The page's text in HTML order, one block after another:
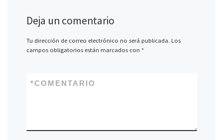
Deja un comentario
Tu dirección de correo electrónico no será publicada. Los
campos obligatorios están marcados con *
COMENTARIO
*